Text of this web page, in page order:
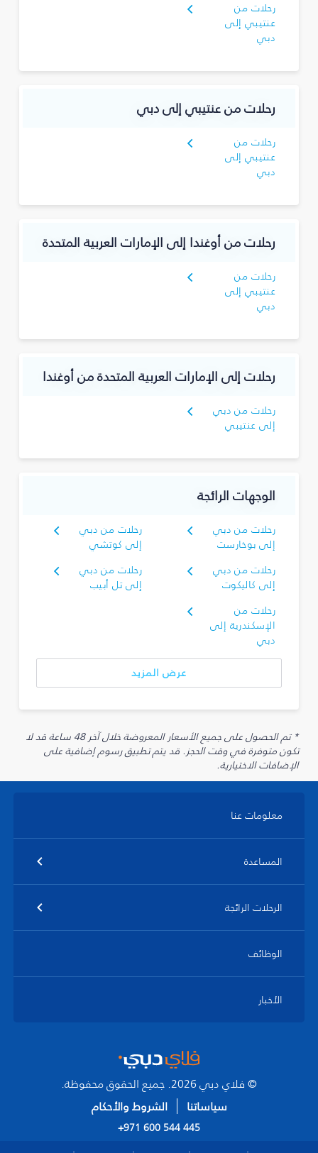
رحلات من
عنتيبي إلى
دبي
رحلات من عنتيبي إلى دبي
رحلات من
عنتيبي إلى
دبي
رحلات من أوغندا إلى الإمارات العربية المتحدة
رحلات من
عنتيبي إلى
دبي
رحلات إلى الإمارات العربية المتحدة من أوغندا
رحلات من دبي
إلى عنتيبي
الوجهات الرائجة
رحلات من دبي
إلى بوخارست
رحلات من دبي
إلى كوتشي
رحلات من دبي
إلى كاليكوت
رحلات من دبي
إلى تل أبيب
رحلات من
الإسكندرية إلى
دبي
عرض المزيد
* تم الحصول على جميع الأسعار المعروضة خلال آخر 48 ساعة قد لا
تكون متوفرة في وقت الحجز. قد يتم تطبيق رسوم إضافية على
الإضافات الاختيارية.
معلومات عنا
المساعدة
الرحلات الرائجة
الوظائف
الأخبار
© فلاي دبي 2026. جميع الحقوق محفوظة.
سياساتنا
الشروط والأحكام
+971 600 544 445